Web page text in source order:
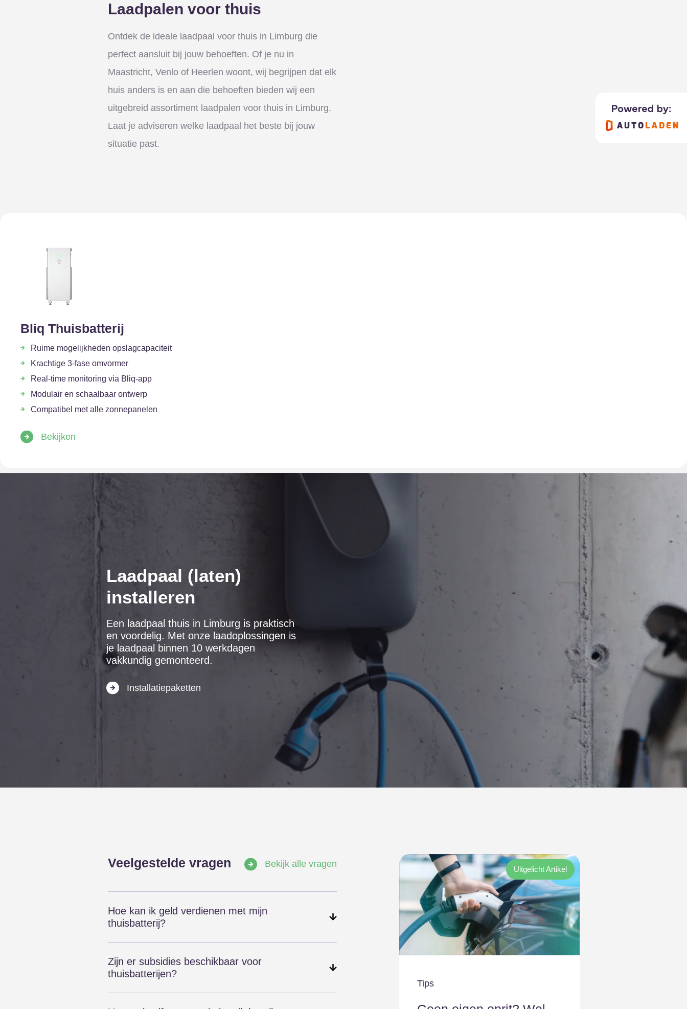
Laadpalen voor thuis
Ontdek de ideale laadpaal voor thuis in Limburg die
perfect aansluit bij jouw behoeften. Of je nu in
Maastricht, Venlo of Heerlen woont, wij begrijpen dat elk
huis anders is en aan die behoeften bieden wij een
uitgebreid assortiment laadpalen voor thuis in Limburg.
Laat je adviseren welke laadpaal het beste bij jouw
situatie past.
Bliq Thuisbatterij
Ruime mogelijkheden opslagcapaciteit
Krachtige 3-fase omvormer
Real-time monitoring via Bliq-app
Modulair en schaalbaar ontwerp
Compatibel met alle zonnepanelen
Bekijken
Laadpaal (laten)
installeren
Een laadpaal thuis in Limburg is praktisch
en voordelig. Met onze laadoplossingen is
je laadpaal binnen 10 werkdagen
vakkundig gemonteerd.
Installatiepaketten
Veelgestelde vragen Bekijk alle vragen
Hoe kan ik geld verdienen met mijn
thuisbatterij?
mogelijkheden:
Dynamische energiecontracten
Zijn er subsidies beschikbaar voor
thuisbatterijen?
Uitgelicht Artikel
Tips